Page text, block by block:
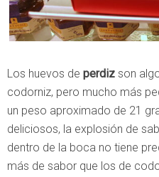
Los huevos de perdiz son
codorniz, pero mucho más
un peso aproximado de 21
deliciosos, la explosión de
dentro de la boca no tiene
más de sabor que los de